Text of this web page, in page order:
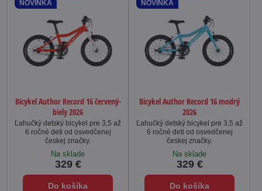
NOVINKA
Bicykel Author Record 16 červený-
biely 2026
Ľahučký detský bicykel pre 3,5 až
6 ročné deti od osvedčenej
českej značky.
Na sklade
329 €
Do košíka
NOVINKA
Bicykel Author Record 16 modrý
2026
Ľahučký detský bicykel pre 3,5 až
6 ročné deti od osvedčenej
českej značky.
Na sklade
329 €
Do košíka